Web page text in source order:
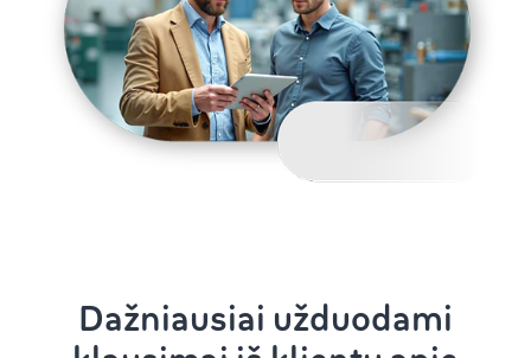
Dažniausiai užduodami